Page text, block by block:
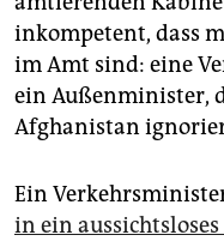
inkompetent, dass
im Amt sind: eine
ein Außenminister,
Afghanistan
Ein
in ein